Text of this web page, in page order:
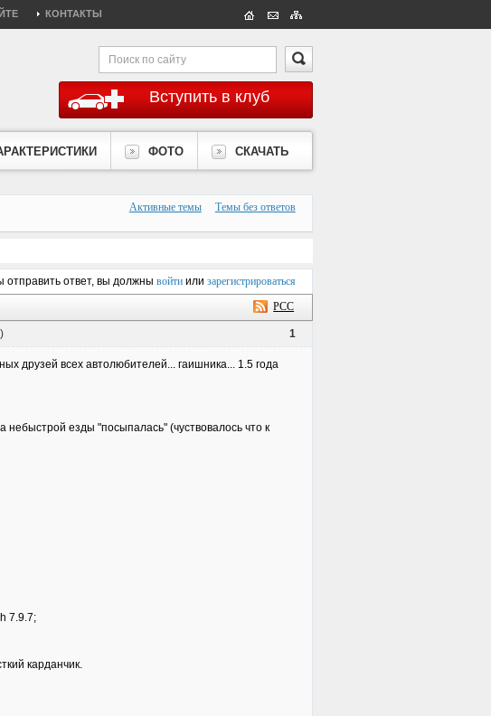
КОНТАКТЫ
Вступить в клуб
ФОТО СКАЧАТЬ
Активные темы Темы без ответов
отправить ответ, вы должны войтиили зарегистрироваться
РСС
1
друзей всех автолюбителей... гаишника... 1.5 года
небыстрой езды "посыпалась" (чуствовалось что к
7.9.7;
карданчик.